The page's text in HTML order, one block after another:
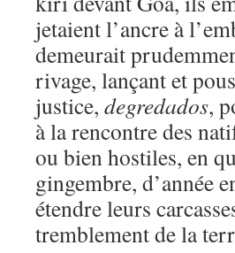
jetaient l’ancre à
demeurait
rivage, lançant et
justice, degredados,
à la rencontre des
ou bien hostiles, en
gingembre, d’année
étendre leurs
tremblement de la